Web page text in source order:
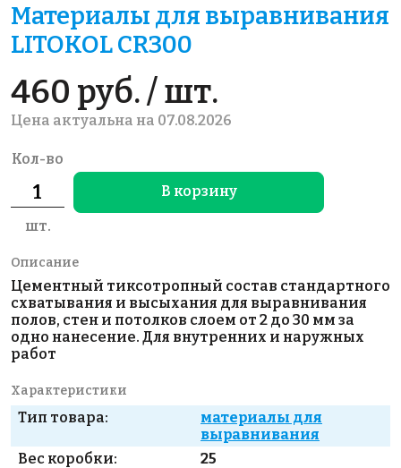
Материалы для выравнивания
LITOKOL CR300
460 руб. / шт.
Цена актуальна на 07.08.2026
Кол-во
шт.
В корзину
Описание
Цементный тиксотропный состав стандартного
схватывания и высыхания для выравнивания
полов, стен и потолков слоем от 2 до 30 мм за
одно нанесение. Для внутренних и наружных
работ
Характеристики
Тип товара:
материалы для
выравнивания
Вес коробки:
25